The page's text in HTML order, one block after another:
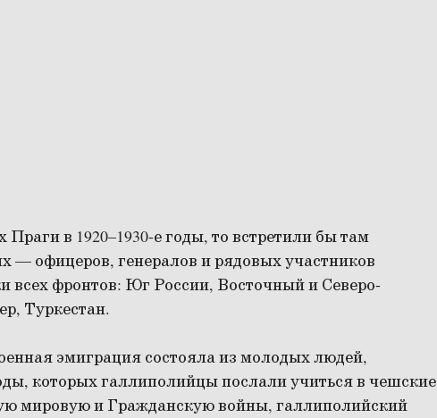
в 1920–1930-е годы, то встретили бы там
— офицеров, генералов и рядовых участников
всех фронтов: Юг России, Восточный и Северо-
Туркестан.
эмиграция состояла из молодых людей,
которых галлиполийцы послали учиться в чешские
мировую и Гражданскую войны, галлиполийский